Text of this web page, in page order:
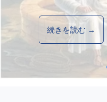
続きを読む →